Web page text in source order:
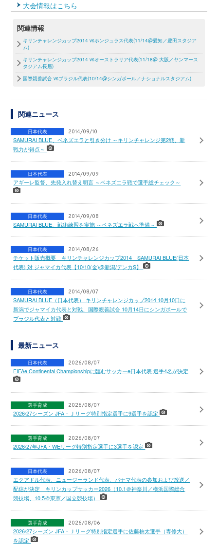
大会情報はこちら
関連情報
キリンチャレンジカップ2014 vsホンジュラス代表(11/14@愛知／豊田スタジア
ム)
キリンチャレンジカップ2014 vsオーストラリア代表(11/18@ 大阪／ヤンマース
タジアム長居)
国際親善試合 vsブラジル代表(10/14@シンガポール／ナショナルスタジアム)
関連ニュース
日本代表 2014/09/10
SAMURAI BLUE、ベネズエラと引き分け ～キリンチャレンジ第2戦、新
戦力が得点～
日本代表 2014/09/09
アギーレ監督、先発入れ替え明言 ～ベネズエラ戦で選手総チェック～
日本代表 2014/09/08
SAMURAI BLUE、戦術練習を実施 ～ベネズエラ戦へ準備～
日本代表 2014/08/26
チケット販売概要 キリンチャレンジカップ2014 SAMURAI BLUE(日本
代表) 対 ジャマイカ代表【10/10(金)@新潟/デンカS】
日本代表 2014/08/07
SAMURAI BLUE（日本代表） キリンチャレンジカップ2014 10月10日に
新潟でジャマイカ代表と対戦、国際親善試合 10月14日にシンガポールで
ブラジル代表と対戦
最新ニュース
日本代表 2026/08/07
FIFAe Continental Championshipに臨むサッカーe日本代表 選手4名が決定
選手育成 2026/08/07
2026/27シーズン JFA・Ｊリーグ特別指定選手に9選手を認定
選手育成 2026/08/07
2026/27年JFA・WEリーグ特別指定選手に3選手を認定
日本代表 2026/08/07
エクアドル代表、ニュージーランド代表、パナマ代表の参加および放送／
配信が決定 キリンカップサッカー2026（10.1＠神奈川／横浜国際総合
競技場、10.5＠東京／国立競技場）
選手育成 2026/08/06
2026/27シーズン JFA・Ｊリーグ特別指定選手に佐藤柚太選手（専修大）
を認定